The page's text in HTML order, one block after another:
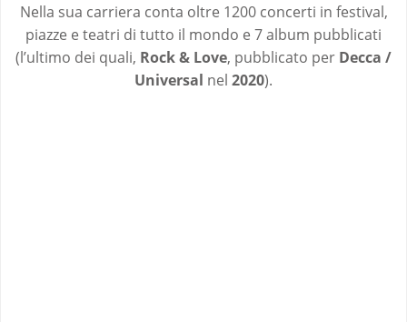
Nella sua carriera conta oltre 1200 concerti in festival,
piazze e teatri di tutto il mondo e 7 album pubblicati
(l’ultimo dei quali, Rock & Love, pubblicato per Decca /
Universal nel 2020).